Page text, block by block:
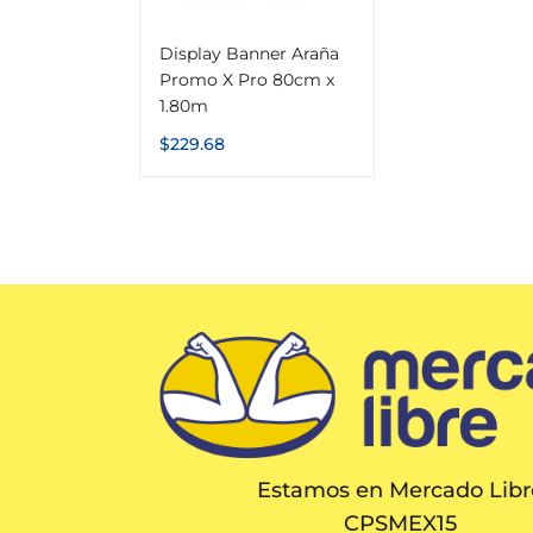
Display Banner Araña
Promo X Pro 80cm x
1.80m
$229.68
Estamos en Mercado
CPSMEX15